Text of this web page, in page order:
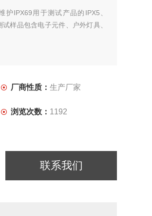
护IPX69用于测试产品的IPX5、
样品包含电子元件、户外灯具、
厂商性质： 生产厂家
浏览次数： 1192
联系我们